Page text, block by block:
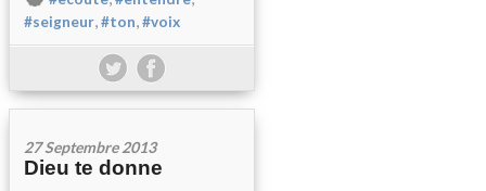
#seigneur,#ton,#voix
27 Septembre 2013
Dieu te donne